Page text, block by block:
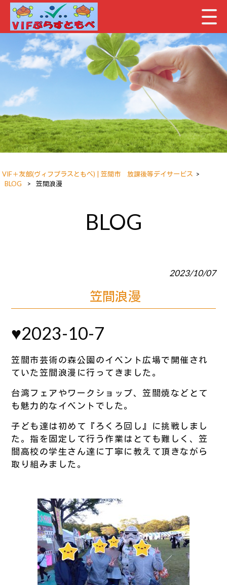
VIF＋友部(ヴィフプラスともべ) | 笠間市 放課後等デイサービス >
BLOG
> 笠間浪漫
BLOG
2023/10/07
笠間浪漫
♥2023-10-7
笠間市芸術の森公園のイベント広場で開催され
ていた笠間浪漫に行ってきました。
台湾フェアやワークショップ、笠間焼などとて
も魅力的なイベントでした。
子ども達は初めて『ろくろ回し』に挑戦しまし
た。指を固定して行う作業はとても難しく、笠
間高校の学生さん達に丁寧に教えて頂きながら
取り組みました。